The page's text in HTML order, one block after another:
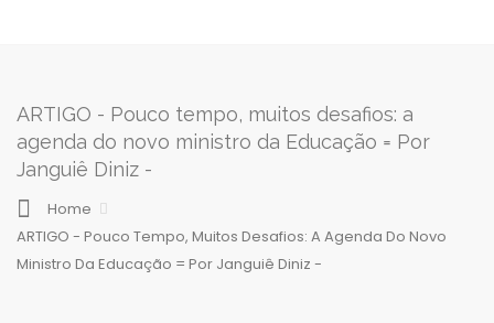
ARTIGO - Pouco tempo, muitos desafios: a
agenda do novo ministro da Educação = Por
Janguiê Diniz -
Home
ARTIGO - Pouco Tempo, Muitos Desafios: A Agenda Do Novo
Ministro Da Educação = Por Janguiê Diniz -